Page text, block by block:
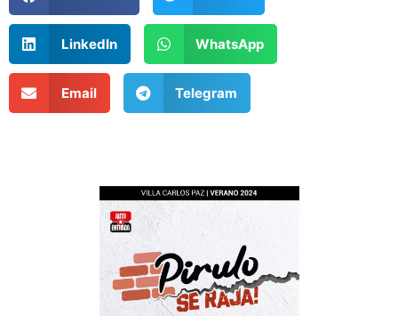
LinkedIn WhatsApp
Email Telegram